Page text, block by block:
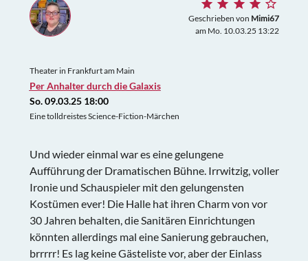
Geschrieben von Mimi67
am Mo. 10.03.25 13:22
Theater in Frankfurt am Main
Per Anhalter durch die Galaxis
So. 09.03.25 18:00
Eine tolldreistes Science-Fiction-Märchen
Und wieder einmal war es eine gelungene
Aufführung der Dramatischen Bühne. Irrwitzig, voller
Ironie und Schauspieler mit den gelungensten
Kostümen ever! Die Halle hat ihren Charm von vor
30 Jahren behalten, die Sanitären Einrichtungen
könnten allerdings mal eine Sanierung gebrauchen,
brrrrr! Es lag keine Gästeliste vor, aber der Einlass